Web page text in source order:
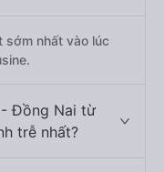
sớm nhất vào lúc
- Đồng Nai từ
trễ nhất?